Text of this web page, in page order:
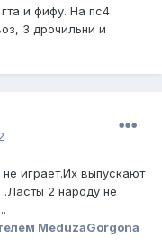
и фифу. На пс4
3 дрочильни и
играет.Их выпускают
2 народу не
MeduzaGorgona